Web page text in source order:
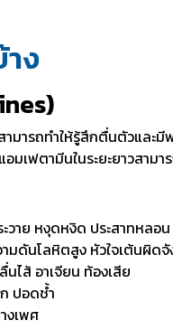
ง
ามารถทำให้รู้สึกตื่นตัวแล
มเฟตามีนในระยะยาวสา
าย หงุดหงิด ประสาทหลอ
ามดันโลหิตสูง หัวใจเต้นผิด
ไส้ อาเจียน ท้องเสีย
ก ปอดช้ำ
งเพศ